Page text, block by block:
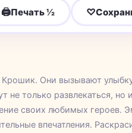
🖨Печать ½ ♡
Они вызывают
не только развлекаться, но
своих любимых героев.
впечатления.